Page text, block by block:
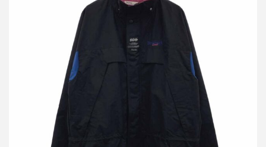
ダイリク 21AW Nylon Mountain Coat ナイロンマウンテンコート